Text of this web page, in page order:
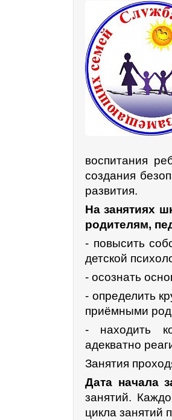
воспитания
создания
развития.
На занятиях
родителям,
- повысить
детской
- осознать
- определить
приёмными
- находить
адекватно
Занятия
Дата начала
занятий.
цикла занятий